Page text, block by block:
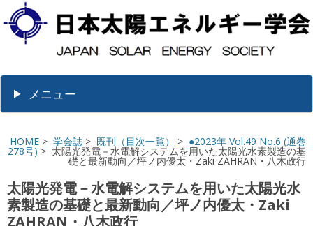
メニュー
HOME > 学会誌 > 既刊（目次一覧） > ●2023年 Vol.49 No.6 (通巻
278号) > 太陽光発電－水電解システムを用いた太陽光水素製造の基
礎と最新動向／坪ノ内優太・Zaki ZAHRAN・八木政行
太陽光発電－水電解システムを用いた太陽光水
素製造の基礎と最新動向／坪ノ内優太・Zaki
ZAHRAN・八木政行